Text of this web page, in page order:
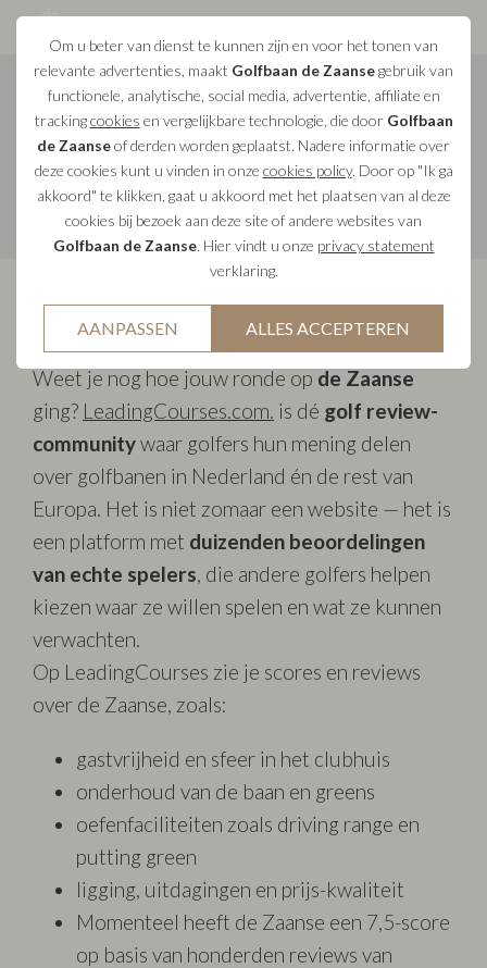
Om u beter van dienst te kunnen zijn en voor het tonen van
relevante advertenties, maakt Golfbaan de Zaansegebruik van
functionele, analytische, social media, advertentie, affiliate en
trackingcookies en vergelijkbare technologie, die door Golfbaan
de Zaanseof derden worden geplaatst. Nadere informatie over
deze cookies kunt u vinden in onze cookies policy. Door op "Ik ga
akkoord" te klikken, gaat u akkoord met het plaatsen van al deze
cookies bij bezoek aan deze site of andere websites van
Golfbaan de Zaanse. Hier vindt u onze privacy statement
verklaring.
AANPASSEN ALLES ACCEPTEREN
Reviews
Lees ervaringen en beoordelingen van leden
en bezoekers!
Deel jouw ervaring!
Weet je nog hoe jouw ronde op de Zaanse
ging? LeadingCourses.com. is dé golf review-
communitywaar golfers hun mening delen
over golfbanen in Nederland én de rest van
Europa. Het is niet zomaar een website — het is
een platform met duizenden beoordelingen
van echte spelers, die andere golfers helpen
kiezen waar ze willen spelen en wat ze kunnen
verwachten.
Op LeadingCourses zie je scores en reviews
over de Zaanse, zoals:
gastvrijheid en sfeer in het clubhuis
onderhoud van de baan en greens
oefenfaciliteiten zoals driving range en
putting green
ligging, uitdagingen en prijs-kwaliteit
Momenteel heeft de Zaanse een 7,5-score
op basis van honderden reviews van